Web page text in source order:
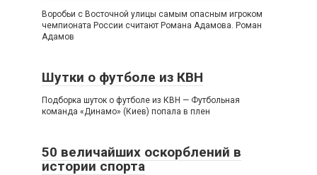
Воробьи с Восточной улицы самым опасным игроком
чемпионата России считают Романа Адамова. Роман
Адамов
Шутки о футболе из КВН
Подборка шуток о футболе из КВН — Футбольная
команда «Динамо» (Киев) попала в плен
50 величайших оскорблений в
истории спорта